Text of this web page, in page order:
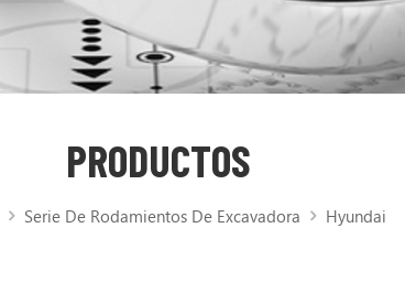
PRODUCTOS
Serie De Rodamientos De Excavadora Hyundai